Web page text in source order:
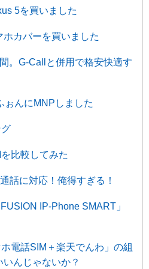
5を買いました
カバーを買いました
。G-Callと併用で格安快適す
ぉんにMNPしました
比較してみた
話に対応！俺得すぎる！
IP-Phone SMART」
ホ電話SIM＋楽天でんわ」の組
んじゃないか？